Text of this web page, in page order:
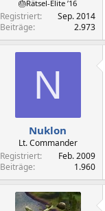
🎂Rätsel-Elite ’16
Registriert
Sep. 2014
Beiträge
2.973
N
Nuklon
Lt. Commander
Registriert
Feb. 2009
Beiträge
1.960